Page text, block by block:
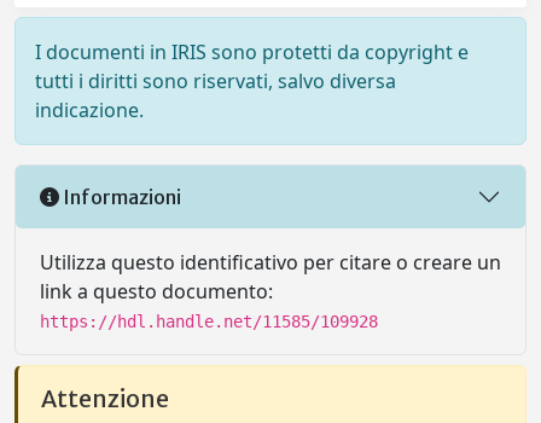
I documenti in IRIS sono protetti da copyright e
tutti i diritti sono riservati, salvo diversa
indicazione.
Informazioni
Utilizza questo identificativo per citare o creare un
link a questo documento:
https://hdl.handle.net/11585/109928
Attenzione